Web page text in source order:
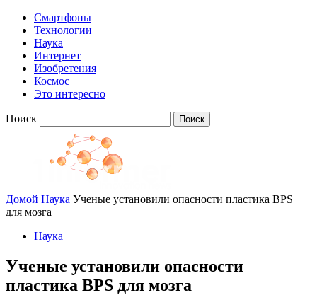
Смартфоны
Технологии
Наука
Интернет
Изобретения
Космос
Это интересно
Поиск
Домой Наука Ученые установили опасности пластика BPS
для мозга
Наука
Ученые установили опасности
пластика BPS для мозга